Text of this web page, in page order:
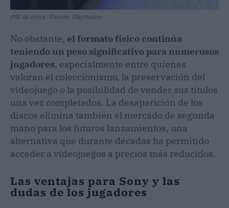
PS5 de cerca | Fuente: PlayStation
No obstante, el formato físico continúa
teniendo un peso significativo para numerosos
jugadores, especialmente entre quienes
valoran el coleccionismo, la preservación del
videojuego o la posibilidad de vender sus títulos
una vez completados. La desaparición de los
discos elimina también el mercado de segunda
mano para los futuros lanzamientos, una
alternativa que durante décadas ha permitido
acceder a videojuegos a precios más reducidos.
Las ventajas para Sony y las
dudas de los jugadores